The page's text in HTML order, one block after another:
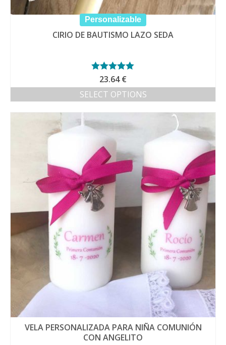
Personalizable
CIRIO DE BAUTISMO LAZO SEDA
Valorado con
5.00de 5
23.64€
SELECT OPTIONS
VELA PERSONALIZADA PARA NIÑA COMUNIÓN
CON ANGELITO